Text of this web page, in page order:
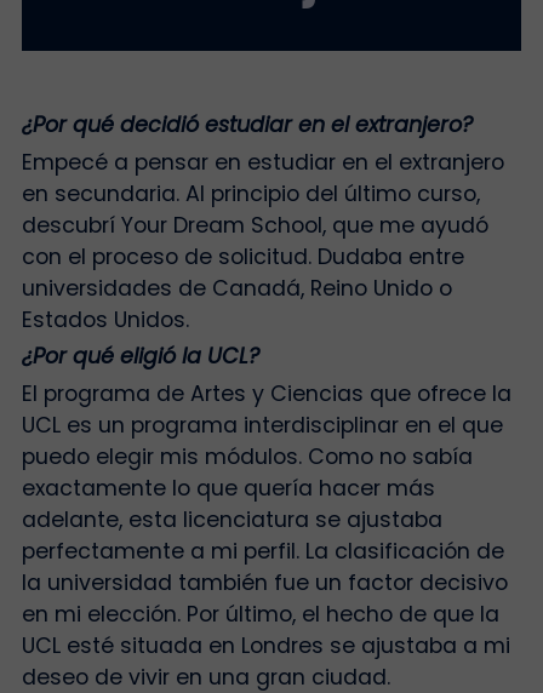
¿Por qué decidió estudiar en el extranjero?
Empecé a pensar en estudiar en el extranjero
en secundaria. Al principio del último curso,
descubrí Your Dream School, que me ayudó
con el proceso de solicitud. Dudaba entre
universidades de Canadá, Reino Unido o
Estados Unidos.
¿Por qué eligió la UCL?
El programa de Artes y Ciencias que ofrece la
UCL es un programa interdisciplinar en el que
puedo elegir mis módulos. Como no sabía
exactamente lo que quería hacer más
adelante, esta licenciatura se ajustaba
perfectamente a mi perfil. La clasificación de
la universidad también fue un factor decisivo
en mi elección. Por último, el hecho de que la
UCL esté situada en Londres se ajustaba a mi
deseo de vivir en una gran ciudad.